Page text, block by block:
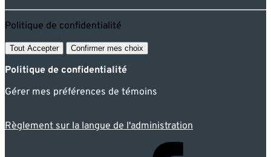
Politique de confidentialité
Tout Accepter Confirmer mes choix
Politique de confidentialité
Gérer mes préférences de témoins
Règlement sur la langue de l'administration